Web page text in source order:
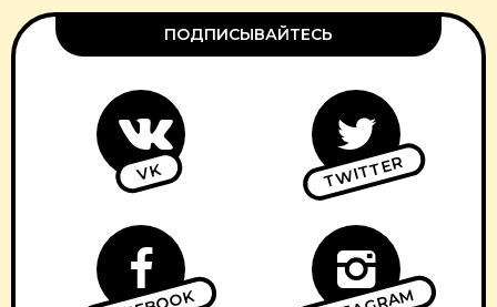
ПОДПИСЫВАЙТЕСЬ
VK TWITTER